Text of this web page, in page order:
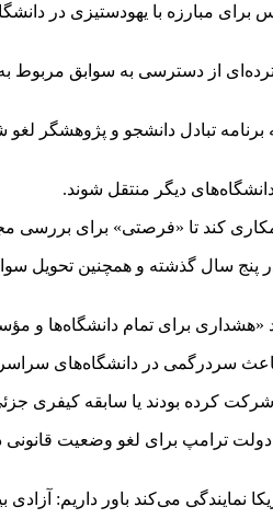
مبارزه با یهودستیزی در
از دسترسی به سوابق مربوط
تبادل دانشجو و پژوهشگر
دیگر منتقل شوند.
پنج سال گذشته و همچنین تحویل
«هشداری برای تمام دانشگاه‌ها
باعث سردرگمی در دانشگاه‌های
کرده بودند یا سابقه کیفری جزئی
ترامپ برای لغو وضعیت
نمایندگی می‌کند باور داریم: